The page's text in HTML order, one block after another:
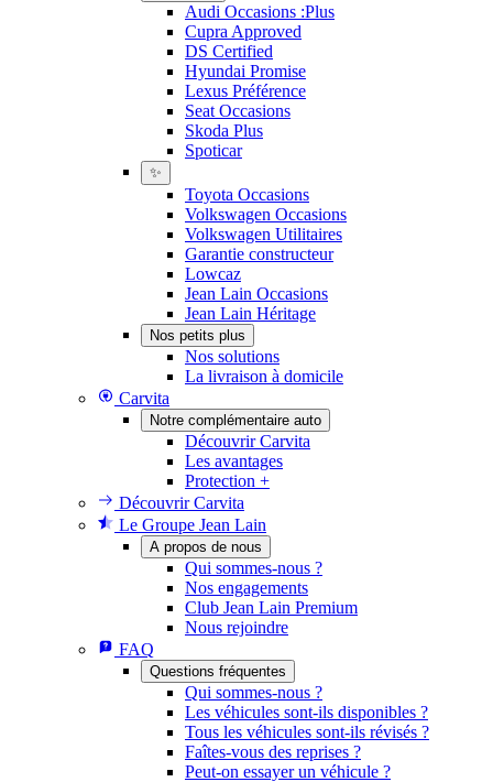
Audi Occasions :Plus
Cupra Approved
DS Certified
Hyundai Promise
Lexus Préférence
Seat Occasions
Skoda Plus
Spoticar
✨
Toyota Occasions
Volkswagen Occasions
Volkswagen Utilitaires
Garantie constructeur
Lowcaz
Jean Lain Occasions
Jean Lain Héritage
Nos petits plus
Nos solutions
La livraison à domicile
Carvita
Notre complémentaire auto
Découvrir Carvita
Les avantages
Protection +
Découvrir Carvita
Le Groupe Jean Lain
A propos de nous
Qui sommes-nous ?
Nos engagements
Club Jean Lain Premium
Nous rejoindre
FAQ
Questions fréquentes
Qui sommes-nous ?
Les véhicules sont-ils disponibles ?
Tous les véhicules sont-ils révisés ?
Faîtes-vous des reprises ?
Peut-on essayer un véhicule ?